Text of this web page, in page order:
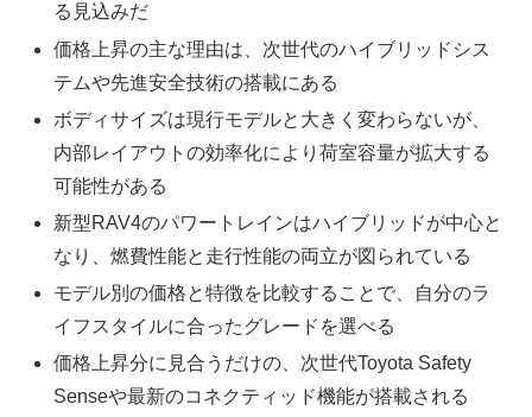
る見込みだ
価格上昇の主な理由は、次世代のハイブリッドシス
テムや先進安全技術の搭載にある
ボディサイズは現行モデルと大きく変わらないが、
内部レイアウトの効率化により荷室容量が拡大する
可能性がある
新型RAV4のパワートレインはハイブリッドが中心と
なり、燃費性能と走行性能の両立が図られている
モデル別の価格と特徴を比較することで、自分のラ
イフスタイルに合ったグレードを選べる
価格上昇分に見合うだけの、次世代Toyota Safety
Senseや最新のコネクティッド機能が搭載される